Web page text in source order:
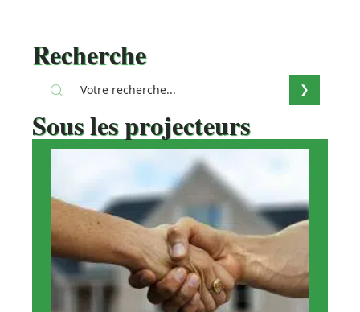
Recherche
Sous les projecteurs